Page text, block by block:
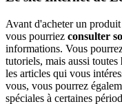
Avant d'acheter un
vous pourriez consulter
informations. Vous
tutoriels, mais aussi toutes
les articles qui vous
vous, vous pourrez
spéciales à certaines